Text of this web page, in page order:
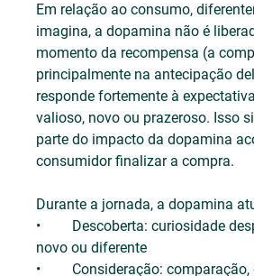
Em relação ao consumo,
imagina, a dopamina não é
momento da recompensa (a
principalmente na antecipação
responde fortemente à
valioso, novo ou prazeroso. Isso
parte do impacto da dopamina
consumidor finalizar a compra.
Durante a jornada, a dopamina
•	Descoberta: curiosidade despertada por algo
novo ou diferente
•	Consideração: comparação, expectativa de